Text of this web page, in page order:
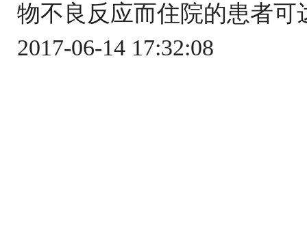
物不良反应而住院的患者可
2017-06-14 17:32:08